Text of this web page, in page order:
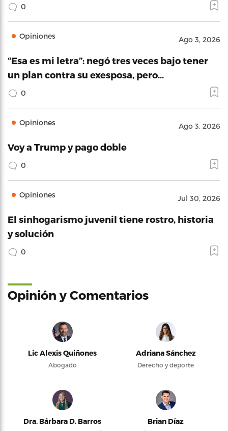
0
Opiniones Ago 3, 2026
“Esa es mi letra”: negó tres veces bajo tener
un plan contra su exesposa, pero…
0
Opiniones Ago 3, 2026
Voy a Trump y pago doble
0
Opiniones Jul 30, 2026
El sinhogarismo juvenil tiene rostro, historia
y solución
0
Opinión y Comentarios
Lic Alexis Quiñones
Abogado
Adriana Sánchez
Derecho y deporte
Dra. Bárbara D. Barros Brian Díaz